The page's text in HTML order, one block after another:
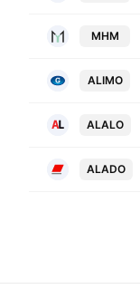
MHM
ALIMO
ALALO
ALADO